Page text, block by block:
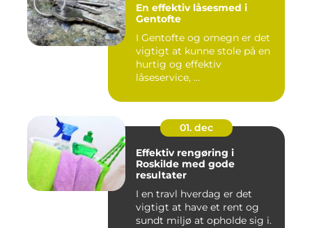
En effektiv låsesmed i
Gentofte
I Gentofte og omegn er det
vigtigt at kunne stole på en
hurtig og effektiv
låseservice, ...
01. dec
Effektiv rengøring i
Roskilde med gode
resultater
I en travl hverdag er det
vigtigt at have et rent og
sundt miljø at opholde sig i.